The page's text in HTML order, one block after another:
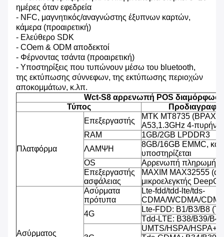
ημέρες όταν εφεδρεία
- NFC, μαγνητικός/αναγνώστης έξυπνων καρτών,
κάμερα (προαιρετική)
- Ελεύθερο SDK
- COem & ODM αποδεκτοί
- Φέρνοντας τσάντα (προαιρετική)
- Υποστηρίξεις που τυπώνουν μέσω του bluetooth,
της εκτύπωσης σύννεφων, της εκτύπωσης περιοχών
αποκομμάτων, κ.λπ.
Wct-S8 αρρενωπή POS
Τύπος
Προδιαγραφή
Πλατφόρμα
Επεξεργαστής
MTK MT8735
A53,1.3GHz 4-
RAM
1GB/2GB LPDDR3
ΛΑΜΨΗ
8GB/16GB EMMC,
υποστηρίζεται
OS
Αρρενωπή πληρωμή
Επεξεργαστής
ασφάλειας
MAXIM MAX32555
μικροελεγκτής
Ασύρματος
Ασύρματα
πρότυπα
Lte-fdd/tdd-lte/tds-
CDMA/WCDMA/
4G
Lte-FDD: B1/B3/B8
Tdd-LTE: B38/B39/
UMTS/HSPA/HSPA+/